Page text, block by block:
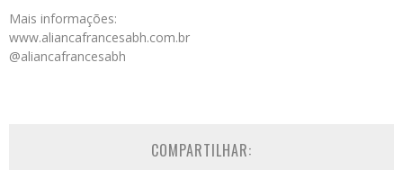
Mais informações:
www.aliancafrancesabh.com.br
@aliancafrancesabh
COMPARTILHAR: